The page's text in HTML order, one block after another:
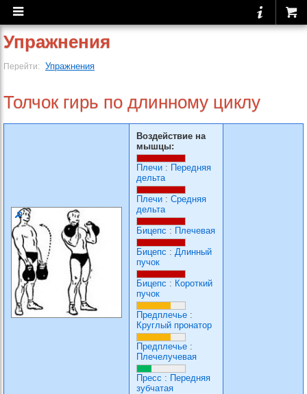
Упражнения
Перейти: Упражнения
Толчок гирь по длинному циклу
Воздействие на
мышцы:
Плечи : Передняя
дельта
Плечи : Средняя
дельта
Бицепс : Плечевая
Бицепс : Длинный
пучок
Бицепс : Короткий
пучок
Предплечье :
Круглый пронатор
Предплечье :
Плечелучевая
Пресс : Передняя
зубчатая